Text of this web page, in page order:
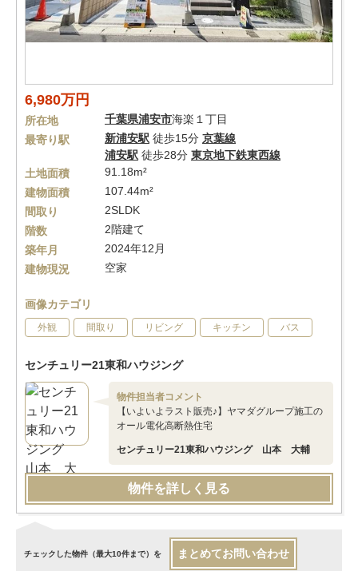
6,980万円
所在地 千葉県浦安市海楽１丁目
最寄り駅
新浦安駅 徒歩15分 京葉線
浦安駅 徒歩28分 東京地下鉄東西線
土地面積
91.18m²
建物面積
107.44m²
間取り
2SLDK
階数
2階建て
築年月
2024年12月
建物現況
空家
画像カテゴリ
外観 間取り リビング キッチン バス
センチュリー21東和ハウジング
物件担当者コメント
【いよいよラスト販売♪】ヤマダグループ施工の
オール電化高断熱住宅
センチュリー21東和ハウジング 山本 大輔
物件を詳しく見る
チェックした物件（最大10件まで）を まとめてお問い合わせ